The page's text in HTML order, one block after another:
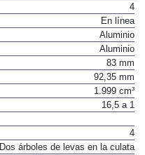
4
En línea
Aluminio
Aluminio
83 mm
92,35 mm
1.999 cm³
16,5 a 1
4
Dos árboles de levas en la culata